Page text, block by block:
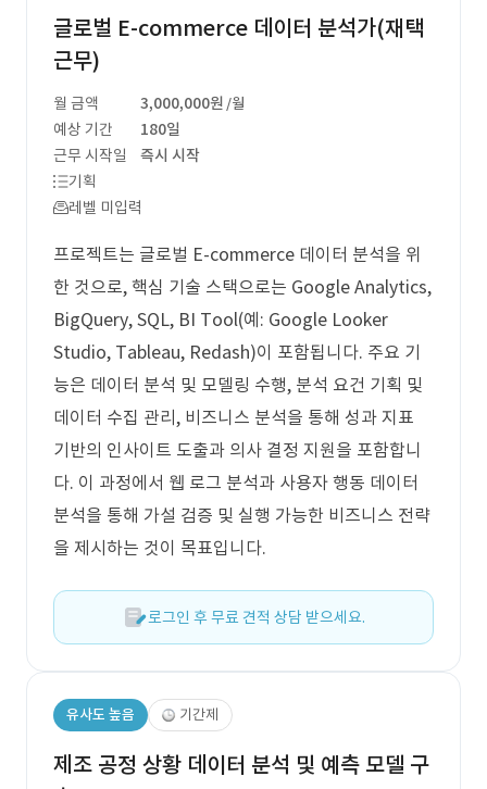
글로벌 E-commerce 데이터 분석가(재택
근무)
월 금액 3,000,000원 /월
예상 기간
180일
근무 시작일
즉시 시작
기획
레벨 미입력
프로젝트는 글로벌 E-commerce 데이터 분석을 위
한 것으로, 핵심 기술 스택으로는 Google Analytics,
BigQuery, SQL, BI Tool(예: Google Looker
Studio, Tableau, Redash)이 포함됩니다. 주요 기
능은 데이터 분석 및 모델링 수행, 분석 요건 기획 및
데이터 수집 관리, 비즈니스 분석을 통해 성과 지표
기반의 인사이트 도출과 의사 결정 지원을 포함합니
다. 이 과정에서 웹 로그 분석과 사용자 행동 데이터
분석을 통해 가설 검증 및 실행 가능한 비즈니스 전략
을 제시하는 것이 목표입니다.
로그인 후 무료 견적 상담 받으세요.
유사도 높음 기간제
제조 공정 상황 데이터 분석 및 예측 모델 구